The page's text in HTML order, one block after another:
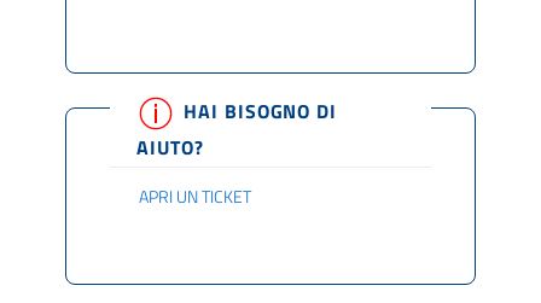
HAI BISOGNO DI
AIUTO?
APRI UN TICKET